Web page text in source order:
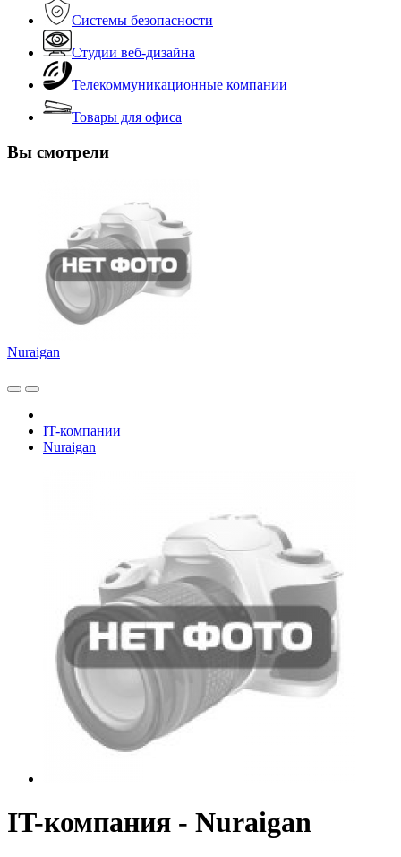
Системы безопасности
Студии веб-дизайна
Телекоммуникационные компании
Товары для офиса
Вы смотрели
Nuraigan
IT-компании
Nuraigan
IT-компания - Nuraigan